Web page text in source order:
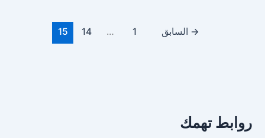
→ السابق 1
…
14
15
روابط تهمك